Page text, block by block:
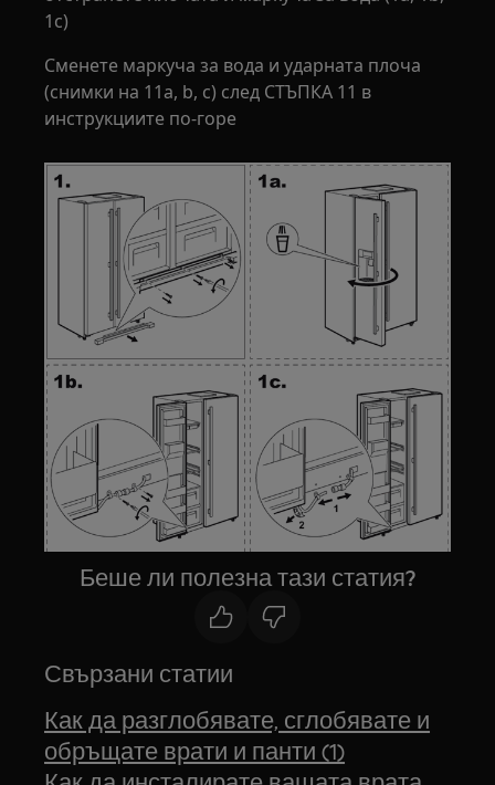
1c)
Сменете маркуча за вода и ударната плоча
(снимки на 11a, b, c) след СТЪПКА 11 в
инструкциите по-горе
Беше ли полезна тази статия?
Свързани статии
Как да разглобявате, сглобявате и
обръщате врати и панти (1)